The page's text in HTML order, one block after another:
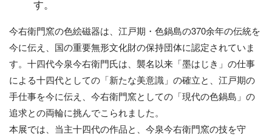
す。
今右衛門窯の色絵磁器は、江戸期・色鍋島の370余年の伝統を
今に伝え、国の重要無形文化財の保持団体に認定されていま
す。十四代今泉今右衛門氏は、襲名以来「墨はじき」の仕事
による十四代としての「新たな美意識」の確立と、江戸期の
手仕事を今に伝え、今右衛門窯としての「現代の色鍋島」の
追求との両輪に挑んでこられました。
本展では、当主十四代の作品と、今泉今右衛門窯の技を守